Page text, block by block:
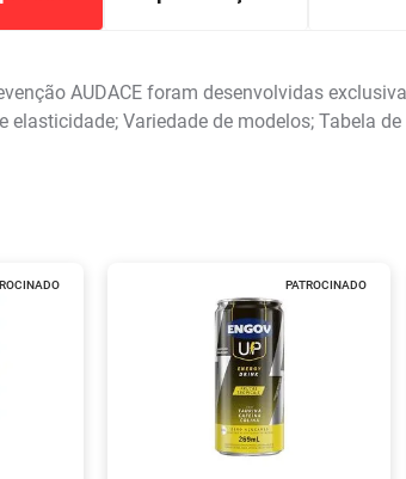
AUDACE foram desenvolvidas
elasticidade; Variedade de modelos; Tabela
PATROCINADO